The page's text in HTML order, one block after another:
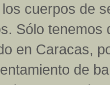
cuerpos de
Sólo
en Caracas,
de